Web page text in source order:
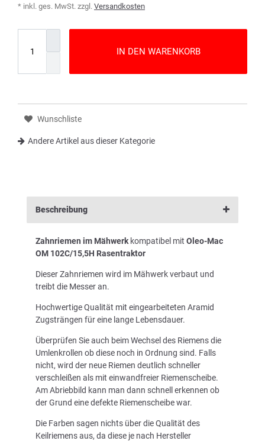
* inkl. ges. MwSt. zzgl. Versandkosten
IN DEN WARENKORB
Wunschliste
Andere Artikel aus dieser Kategorie
Beschreibung
Zahnriemen im Mähwerk kompatibel mit Oleo-Mac
OM 102C/15,5H Rasentraktor
Dieser Zahnriemen wird im Mähwerk verbaut und
treibt die Messer an.
Hochwertige Qualität mit eingearbeiteten Aramid
Zugsträngen für eine lange Lebensdauer.
Überprüfen Sie auch beim Wechsel des Riemens die
Umlenkrollen ob diese noch in Ordnung sind. Falls
nicht, wird der neue Riemen deutlich schneller
verschleißen als mit einwandfreier Riemenscheibe.
Am Abriebbild kann man dann schnell erkennen ob
der Grund eine defekte Riemenscheibe war.
Die Farben sagen nichts über die Qualität des
Keilriemens aus, da diese je nach Hersteller